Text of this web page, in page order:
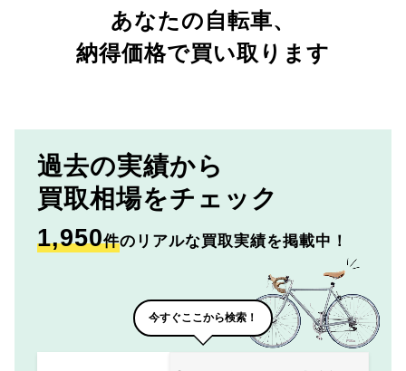
あなたの自転車、
納得価格で買い取ります
過去の実績から
買取相場をチェック
1,950件のリアルな買取実績を掲載中！
今すぐここから検索！